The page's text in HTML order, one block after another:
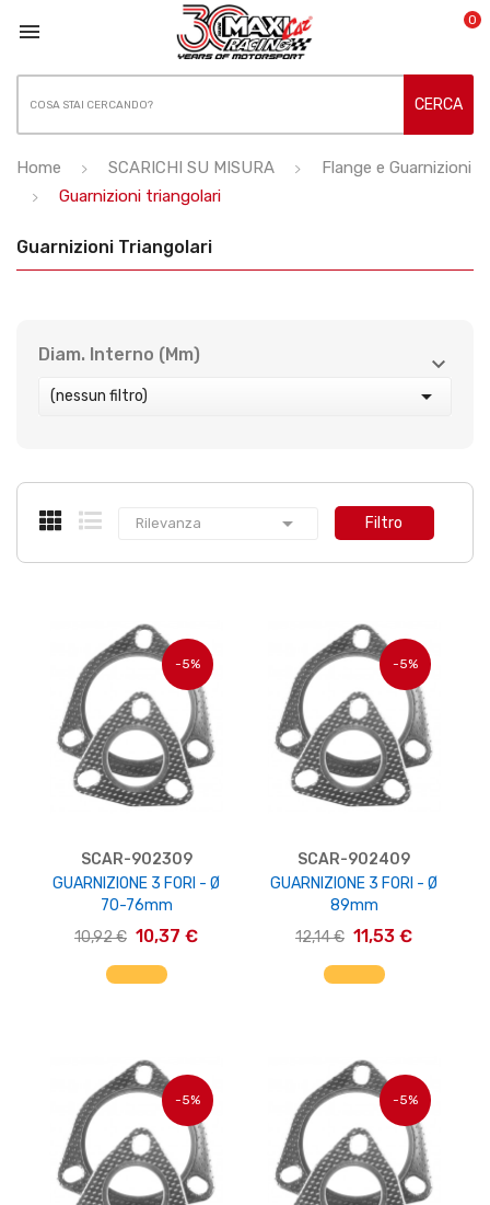
 0
CERCA
Home SCARICHI SU MISURA
Flange e Guarnizioni
Guarnizioni triangolari
Guarnizioni Triangolari
Diam. Interno (mm)


(nessun filtro) 
Rilevanza  Filtro
-5%
SCAR-902309
GUARNIZIONE 3 FORI - Ø
70-76mm
10,92 € 10,37 €
AGGIUNGI AL CARRELLO
-5%
SCAR-902409
GUARNIZIONE 3 FORI - Ø
89mm
12,14 € 11,53 €
AGGIUNGI AL CARRELLO
-5% -5%